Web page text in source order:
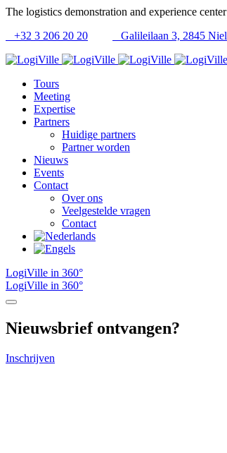
The logistics demonstration and experience center
+32 3 206 20 20
Galileilaan 3, 2845 Niel
Tours
Meeting
Expertise
Partners
Huidige partners
Partner worden
Nieuws
Events
Contact
Over ons
Veelgestelde vragen
Contact
LogiVille in 360°
LogiVille in 360°
Nieuwsbrief ontvangen?
Inschrijven